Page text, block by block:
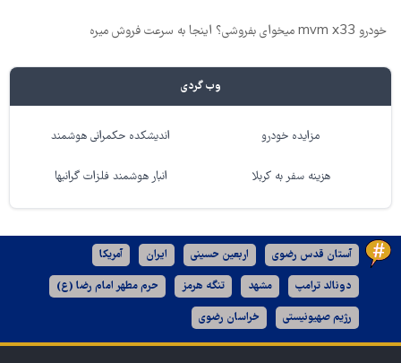
خودرو mvm x33 میخوای بفروشی؟ اینجا به سرعت فروش میره
وب گردی
مزایده خودرو اندیشکده حکمرانی هوشمند
هزینه سفر به کربلا انبار هوشمند فلزات گرانبها
آستان قدس رضوی اربعین حسینی ایران آمریکا
دونالد ترامپ مشهد تنگه هرمز حرم مطهر امام رضا (ع)
رژیم صهیونیستی خراسان رضوی